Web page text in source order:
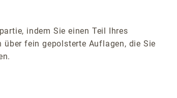
indem Sie einen Teil Ihres
fein gepolsterte Auflagen, die Sie